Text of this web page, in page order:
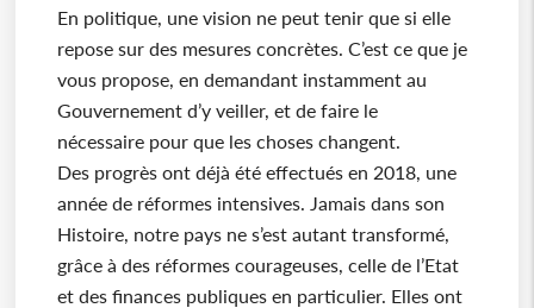
En politique, une vision ne peut tenir que si elle
repose sur des mesures concrètes. C’est ce que je
vous propose, en demandant instamment au
Gouvernement d’y veiller, et de faire le
nécessaire pour que les choses changent.
Des progrès ont déjà été effectués en 2018, une
année de réformes intensives. Jamais dans son
Histoire, notre pays ne s’est autant transformé,
grâce à des réformes courageuses, celle de l’Etat
et des finances publiques en particulier. Elles ont